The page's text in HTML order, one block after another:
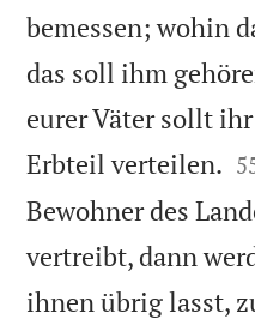
bemessen; wohin
das soll ihm
eurer Väter sollt
Erbteil verteilen. 
Bewohner des
vertreibt, dann
ihnen übrig lasst,